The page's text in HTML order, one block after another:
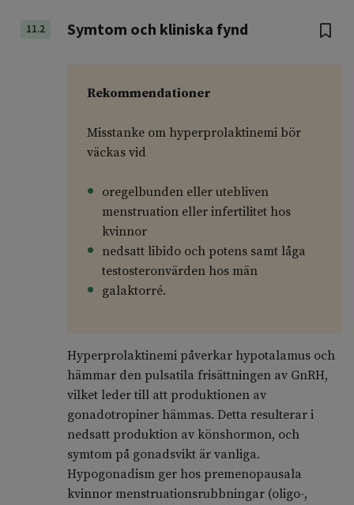
11.2 Symtom och kliniska fynd
Rekommendationer
Misstanke om hyperprolaktinemi bör
väckas vid
oregelbunden eller utebliven
menstruation eller infertilitet hos
kvinnor
nedsatt libido och potens samt låga
testosteronvärden hos män
galaktorré.
Hyperprolaktinemi påverkar hypotalamus och
hämmar den pulsatila frisättningen av GnRH,
vilket leder till att produktionen av
gonadotropiner hämmas. Detta resulterar i
nedsatt produktion av könshormon, och
symtom på gonadsvikt är vanliga.
Hypogonadism ger hos premenopausala
kvinnor menstruationsrubbningar (oligo-,